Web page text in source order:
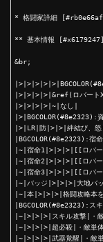
* 格闘家詳細
** 基本情報 [#x6179247]
&br;
|>|>|>|>|&ref(ロバート
|>|>|>|>|~|なし|
|>|BGCOLOR(#8e2323):
|>|LR|防|>|>|絆結び、怒
|BGCOLOR(#8e2323):宿
|~|宿命1|>|>|>|[[ロバー
|~|宿命2|>|>|>|[[ロバー
|~|宿命3|>|>|>|[[ロバー
|~|バッジ|>|>|>|大地バッ
|~|本|>|>|>|格闘攻略本を
|BGCOLOR(#8e2323):ス
|~|>|>|>|スキル攻撃|・敵
|~|>|>|>|超必殺|・敵単体
|~|>|>|>|武器覚醒|・敵単